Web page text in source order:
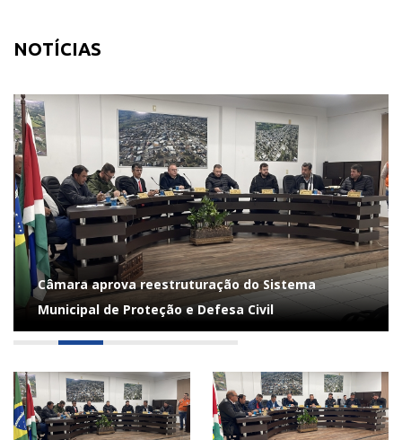
NOTÍCIAS
Câmara aprova reestruturação do Sistema
Municipal de Proteção e Defesa Civil